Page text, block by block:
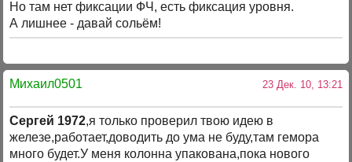
Но там нет фиксации ФЧ, есть фиксация уровня.
А лишнее - давай сольём!
Михаил0501 23 Дек. 10, 13:21
Сергей 1972,я только проверил твою идею в
железе,работает,доводить до ума не буду,там гемора
много будет.У меня колонна упакована,пока нового